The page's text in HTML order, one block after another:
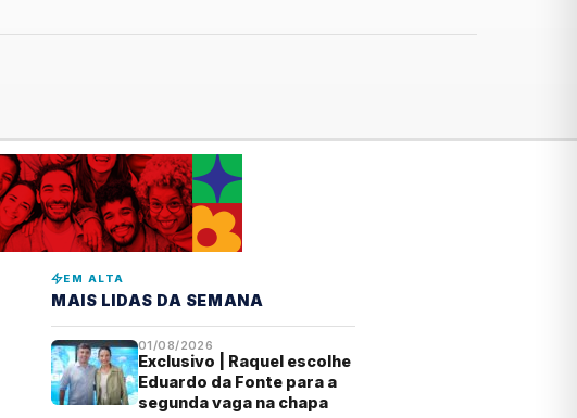
EM ALTA
MAIS LIDAS DA SEMANA
01/08/2026
Exclusivo | Raquel escolhe
Eduardo da Fonte para a
segunda vaga na chapa